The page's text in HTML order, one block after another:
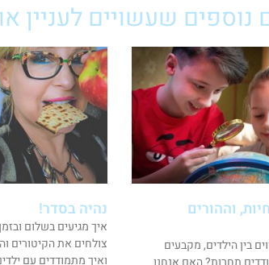
שעשויים לעניין
וההורים
בין הילדים, מקבעים
נהיה בסדר!
איך מגיעים בשלום
צולחים את הקיטורים
ואיך מתמודדים עם